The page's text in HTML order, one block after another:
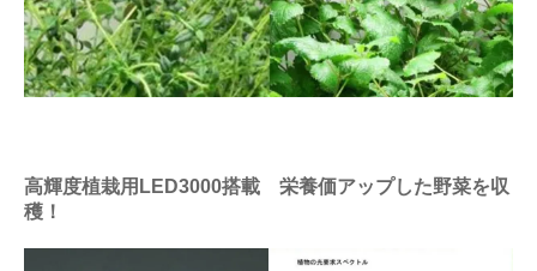
高輝度植栽用LED3000搭載 栄養価アップした野菜を収
穫！